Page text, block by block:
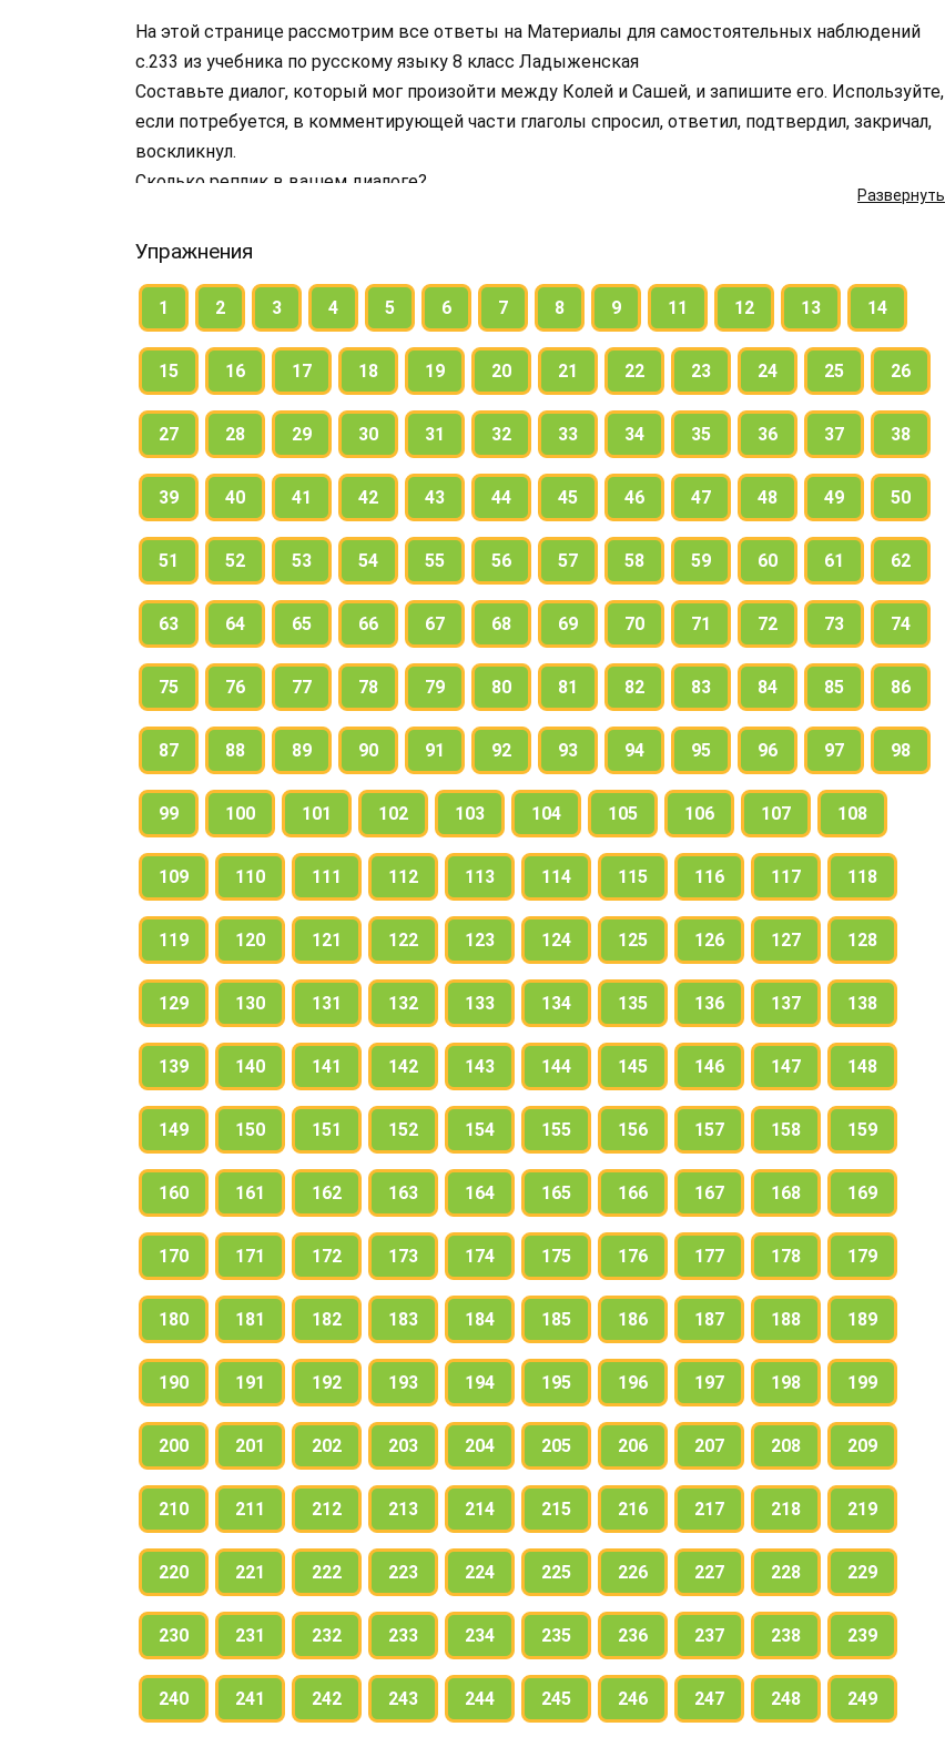
Развернуть
На этой странице рассмотрим все ответы на Материалы для самостоятельных наблюдений
с.233 из учебника по русскому языку 8 класс Ладыженская
Составьте диалог, который мог произойти между Колей и Сашей, и запишите его. Используйте,
если потребуется, в комментирующей части глаголы спросил, ответил, подтвердил, закричал,
воскликнул.
Сколько реплик в вашем диалоге?
Упражнения
1 2 3 4 5 6 7 8 9 11 12 13 14
15 16 17 18 19 20 21 22 23 24 25 26
27 28 29 30 31 32 33 34 35 36 37 38
39 40 41 42 43 44 45 46 47 48 49 50
51 52 53 54 55 56 57 58 59 60 61 62
63 64 65 66 67 68 69 70 71 72 73 74
75 76 77 78 79 80 81 82 83 84 85 86
87 88 89 90 91 92 93 94 95 96 97 98
99 100 101 102 103 104 105 106 107 108
109 110 111 112 113 114 115 116 117 118
119 120 121 122 123 124 125 126 127 128
129 130 131 132 133 134 135 136 137 138
139 140 141 142 143 144 145 146 147 148
149 150 151 152 154 155 156 157 158 159
160 161 162 163 164 165 166 167 168 169
170 171 172 173 174 175 176 177 178 179
180 181 182 183 184 185 186 187 188 189
190 191 192 193 194 195 196 197 198 199
200 201 202 203 204 205 206 207 208 209
210 211 212 213 214 215 216 217 218 219
220 221 222 223 224 225 226 227 228 229
230 231 232 233 234 235 236 237 238 239
240 241 242 243 244 245 246 247 248 249